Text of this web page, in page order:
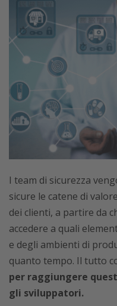
I team di sicurezza
sicure le catene di
dei clienti, a partire da
accedere a quali
e degli ambienti di
quanto tempo. Il tutto
per raggiungere
gli sviluppatori.